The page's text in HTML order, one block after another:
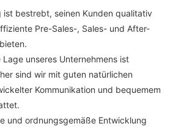
ist bestrebt, seinen Kunden qualitativ
Pre-Sales-, Sales- und After-
unseres Unternehmens ist
sind wir mit guten natürlichen
Kommunikation und bequemem
und ordnungsgemäße Entwicklung